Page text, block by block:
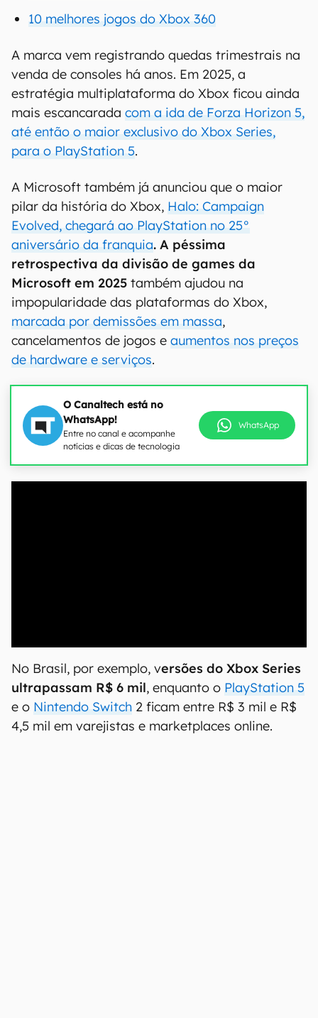
10 melhores jogos do Xbox 360
A marca vem registrando quedas trimestrais na
venda de consoles há anos. Em 2025, a
estratégia multiplataforma do Xbox ficou ainda
mais escancarada com a ida de Forza Horizon 5,
até então o maior exclusivo do Xbox Series,
para o PlayStation 5.
A Microsoft também já anunciou que o maior
pilar da história do Xbox, Halo: Campaign
Evolved, chegará ao PlayStation no 25°
aniversário da franquia. A péssima
retrospectiva da divisão de games da
Microsoft em 2025 também ajudou na
impopularidade das plataformas do Xbox,
marcada por demissões em massa,
cancelamentos de jogos e aumentos nos preços
de hardware e serviços.
O Canaltech está no
WhatsApp!
Entre no canal e acompanhe
notícias e dicas de tecnologia
WhatsApp
No Brasil, por exemplo, versões do Xbox Series
ultrapassam R$ 6 mil, enquanto o PlayStation 5
e o Nintendo Switch 2 ficam entre R$ 3 mil e R$
4,5 mil em varejistas e marketplaces online.